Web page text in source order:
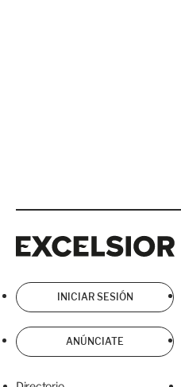
INICIAR SESIÓN
ANÚNCIATE